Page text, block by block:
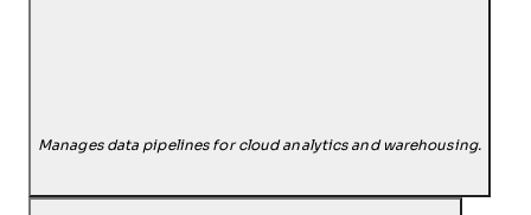
Manages data pipelines for cloud analytics and warehousing.